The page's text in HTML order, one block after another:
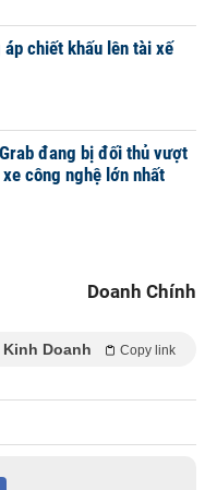
chiết khấu lên tài xế
đang bị đối thủ vượt
công nghệ lớn nhất
Doanh Chính
Doanh Copy link